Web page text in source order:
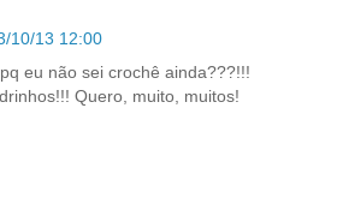
10/13 12:00
pq eu não sei crochê ainda???!!!
Quero, muito, muitos!